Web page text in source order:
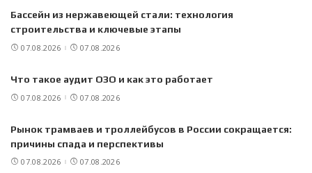
Бассейн из нержавеющей стали: технология
строительства и ключевые этапы
07.08.2026 07.08.2026
Что такое аудит ОЗО и как это работает
07.08.2026 07.08.2026
Рынок трамваев и троллейбусов в России сокращается:
причины спада и перспективы
07.08.2026 07.08.2026